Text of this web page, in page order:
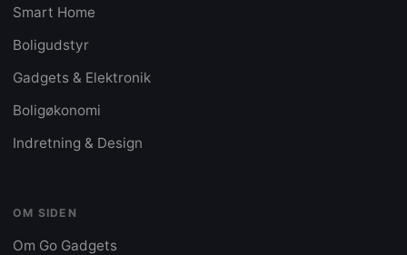
Smart Home
Boligudstyr
Gadgets & Elektronik
Boligøkonomi
Indretning & Design
OM SIDEN
Om Go Gadgets